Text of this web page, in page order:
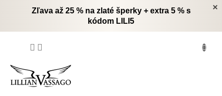
×
Zľava až 25 % na zlaté šperky + extra 5 % s
kódom LILI5